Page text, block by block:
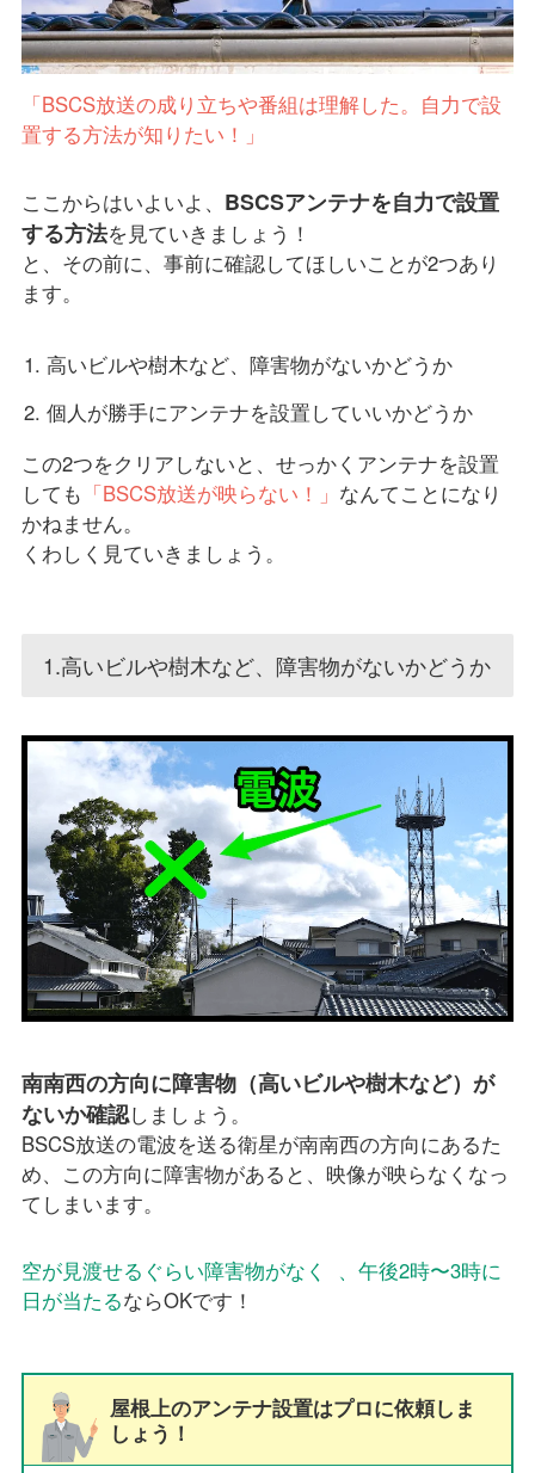
「BSCS放送の成り立ちや番組は理解した。自力で設
置する方法が知りたい！」
ここからはいよいよ、 BSCSアンテナを自力で設置
する方法を見ていきましょう！
と、その前に、事前に確認してほしいことが2つあり
ます。
高いビルや樹木など、障害物がないかどうか
個人が勝手にアンテナを設置していいかどうか
この2つをクリアしないと、せっかくアンテナを設置
しても 「BSCS放送が映らない！」 なんてことになり
かねません。
くわしく見ていきましょう。
1.高いビルや樹木など、障害物がないかどうか
南南西の方向に障害物（高いビルや樹木など）が
ないか確認しましょう。
BSCS放送の電波を送る衛星が南南西の方向にあるた
め、この方向に障害物があると、映像が映らなくなっ
てしまいます。
空が見渡せるぐらい障害物がなく 、午後2時〜3時に
日が当たるならOKです！
屋根上のアンテナ設置はプロに依頼しま
しょう！